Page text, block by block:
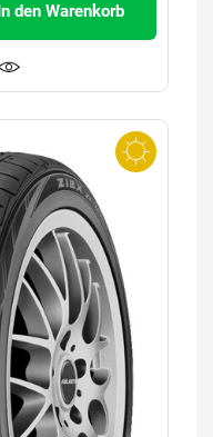
In den Warenkorb